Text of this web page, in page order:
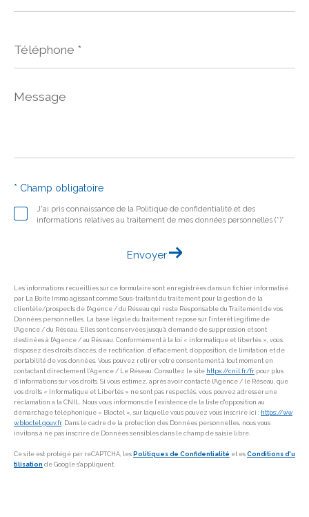
*
Message
J'ai pris connaissance de la Politique de confidentialité et des
informations relatives au traitement de mes données personnelles (*)*
* Champ obligatoire
Envoyer
Les informations recueillies sur ce formulaire sont enregistrées dans un fichier informatisé
par La Boite Immo agissant comme Sous-traitant du traitement pour la gestion de la
clientèle/prospects de l'Agence / du Réseau qui reste Responsable du Traitement de vos
Données personnelles. La base légale du traitement repose sur l'intérêt légitime de
l'Agence / du Réseau. Elles sont conservées jusqu'à demande de suppression et sont
destinées à l'Agence / au Réseau. Conformément à la loi « informatique et libertés », vous
disposez des droits d’accès, de rectification, d’effacement, d’opposition, de limitation et de
portabilité de vos données. Vous pouvez retirer votre consentement à tout moment en
contactant directement l’Agence / Le Réseau. Consultez le site https://cnil.fr/fr pour plus
d’informations sur vos droits. Si vous estimez, après avoir contacté l'Agence / le Réseau, que
vos droits « Informatique et Libertés » ne sont pas respectés, vous pouvez adresser une
réclamation à la CNIL. Nous vous informons de l’existence de la liste d'opposition au
démarchage téléphonique « Bloctel », sur laquelle vous pouvez vous inscrire ici : https://ww
w.bloctel.gouv.fr. Dans le cadre de la protection des Données personnelles, nous vous
invitons à ne pas inscrire de Données sensibles dans le champ de saisie libre.
Ce site est protégé par reCAPTCHA, les Politiques de Confidentialité et es Conditions d'u
tilisation de Google s'appliquent.